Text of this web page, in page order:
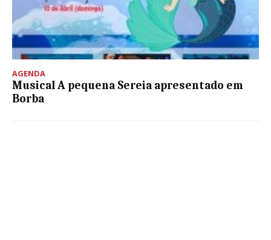
AGENDA
Musical A pequena Sereia apresentado em
Borba